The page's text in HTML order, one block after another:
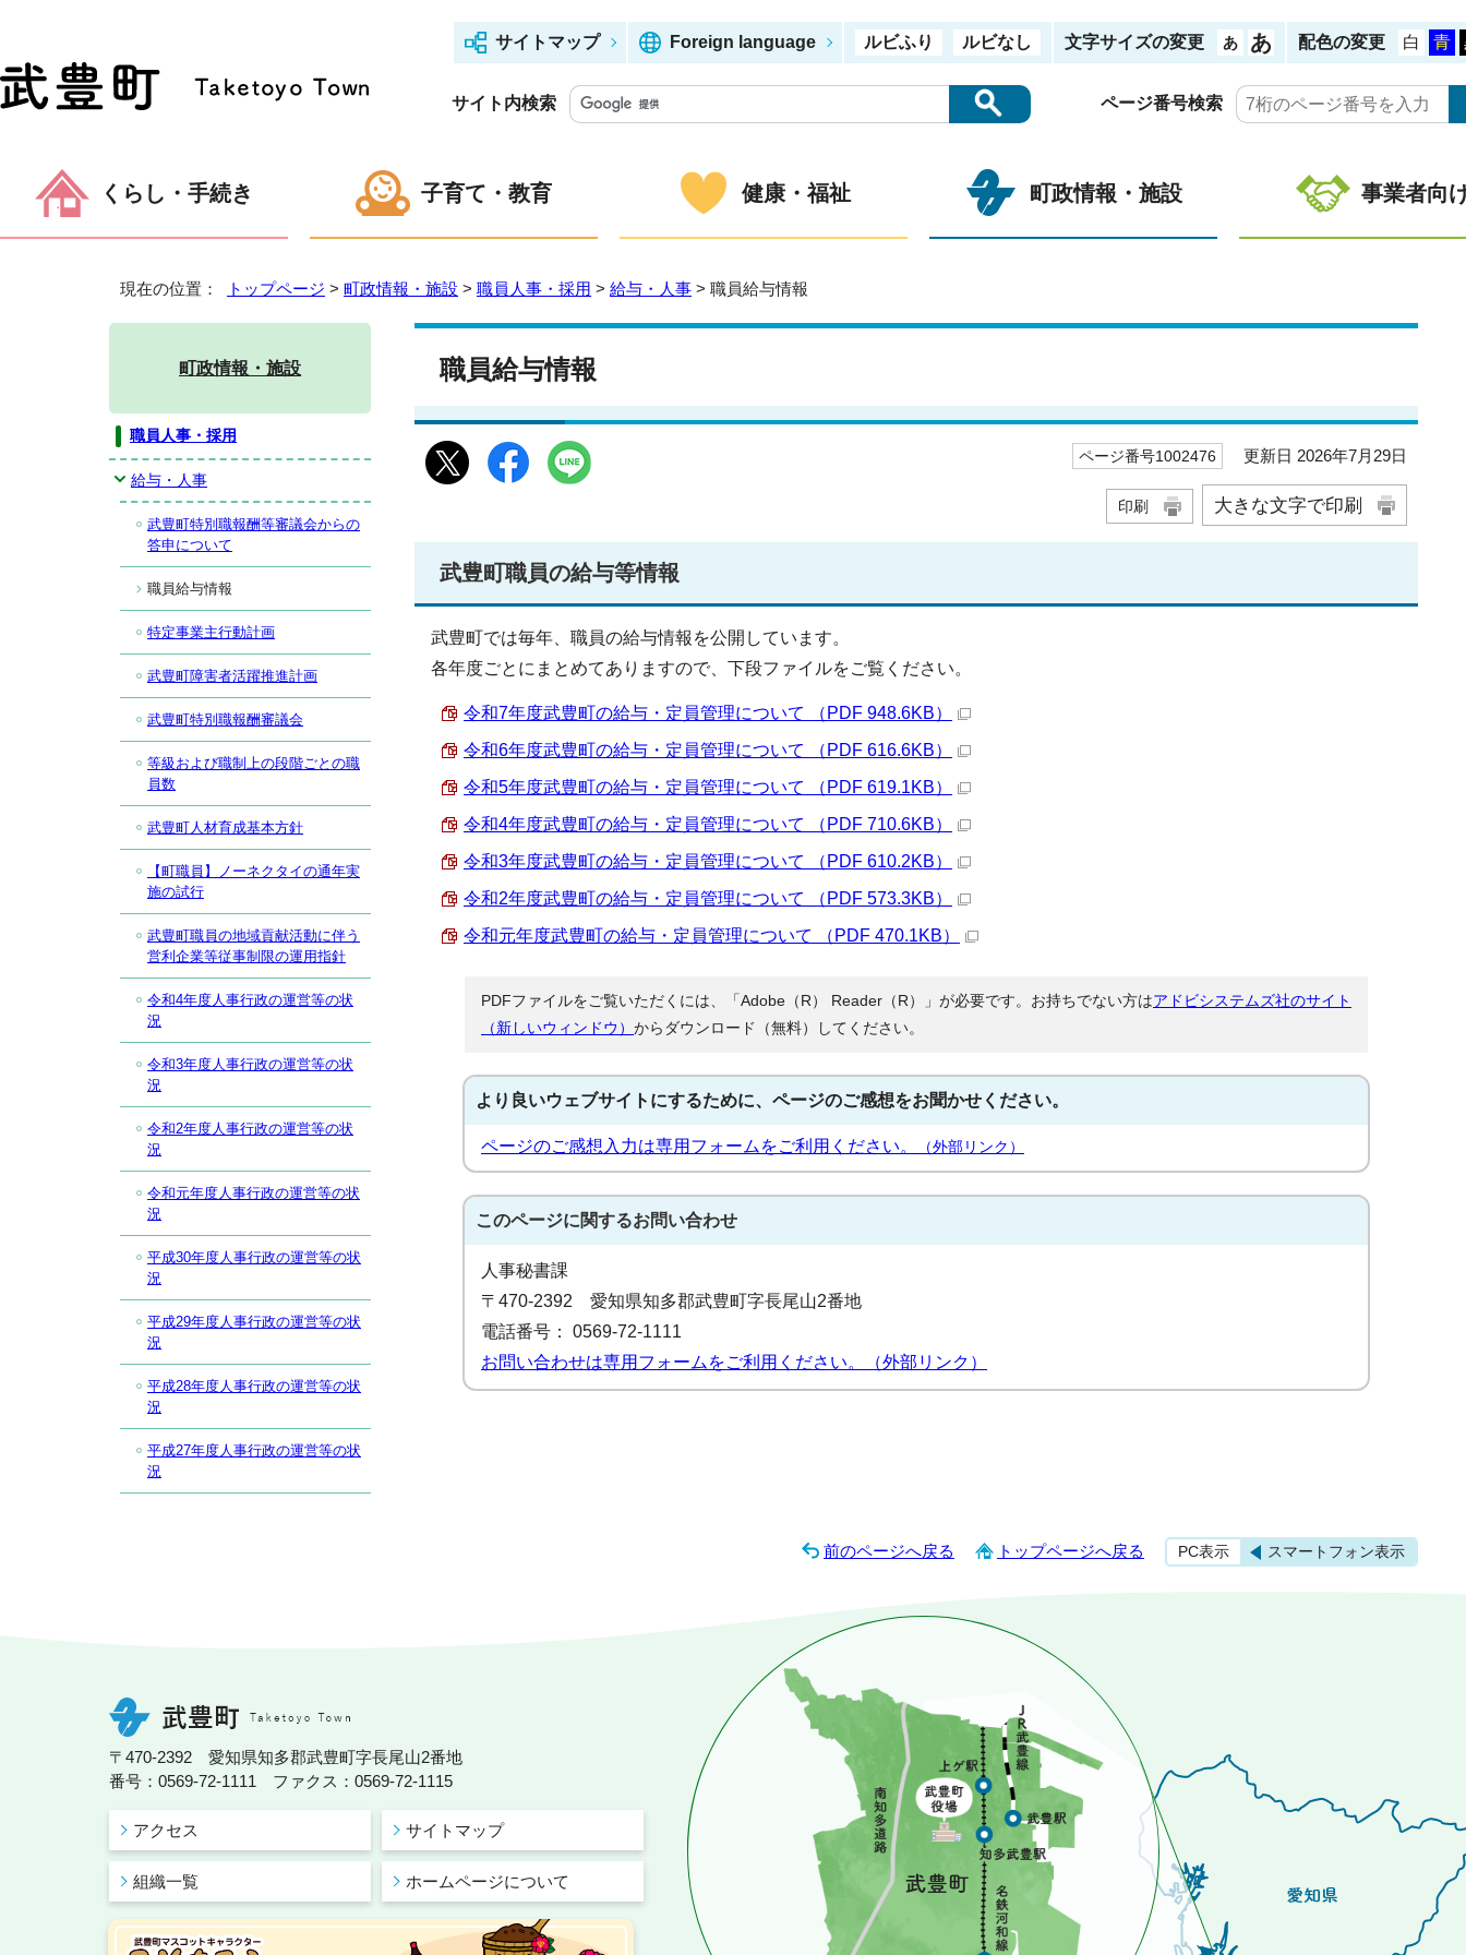
サイトマップ Foreign language ルビふり ルビなし 文字サイズの変更 配色の変更
サイト内検索 ページ番号検索
くらし・手続き 子育て・教育 健康・福祉 町政情報・施設 事業者向
現在の位置： トップページ > 町政情報・施設 > 職員人事・採用 > 給与・人事 > 職員給与情報
職員給与情報
ページ番号1002476 更新日 2026年7月29日
印刷 大きな文字で印刷
武豊町職員の給与等情報
武豊町では毎年、職員の給与情報を公開しています。
各年度ごとにまとめてありますので、下段ファイルをご覧ください。
令和7年度武豊町の給与・定員管理について （PDF 948.6KB）
令和6年度武豊町の給与・定員管理について （PDF 616.6KB）
令和5年度武豊町の給与・定員管理について （PDF 619.1KB）
令和4年度武豊町の給与・定員管理について （PDF 710.6KB）
令和3年度武豊町の給与・定員管理について （PDF 610.2KB）
令和2年度武豊町の給与・定員管理について （PDF 573.3KB）
令和元年度武豊町の給与・定員管理について （PDF 470.1KB）
PDFファイルをご覧いただくには、「Adobe（R） Reader（R）」が必要です。お持ちでない方はアドビシステムズ社のサイト
（新しいウィンドウ） からダウンロード（無料）してください。
より良いウェブサイトにするために、ページのご感想をお聞かせください。
ページのご感想入力は専用フォームをご利用ください。 （外部リンク）
このページに関するお問い合わせ
人事秘書課
〒470-2392 愛知県知多郡武豊町字長尾山2番地
電話番号： 0569-72-1111
お問い合わせは専用フォームをご利用ください。（外部リンク）
町政情報・施設
職員人事・採用
給与・人事
武豊町特別職報酬等審議会からの
答申について
職員給与情報
特定事業主行動計画
武豊町障害者活躍推進計画
武豊町特別職報酬審議会
等級および職制上の段階ごとの職
員数
武豊町人材育成基本方針
【町職員】ノーネクタイの通年実
施の試行
武豊町職員の地域貢献活動に伴う
営利企業等従事制限の運用指針
令和4年度人事行政の運営等の状
況
令和3年度人事行政の運営等の状
況
令和2年度人事行政の運営等の状
況
令和元年度人事行政の運営等の状
況
平成30年度人事行政の運営等の状
況
平成29年度人事行政の運営等の状
況
平成28年度人事行政の運営等の状
況
平成27年度人事行政の運営等の状
況
前のページへ戻る トップページへ戻る PC表示 スマートフォン表示
〒470-2392 愛知県知多郡武豊町字長尾山2番地
番号：0569-72-1111 ファクス：0569-72-1115
アクセス サイトマップ
組織一覧 ホームページについて